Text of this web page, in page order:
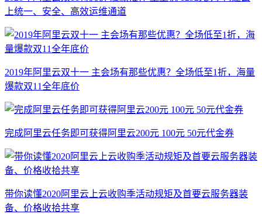
上统一、安全、高效运维通道
2019年阿里云双十一 主会场有那些优惠？全场低至1折，海量
爆款双11全年底价
完成阿里云任务即可获得阿里云200元 100元 50元代金券
带你读懂2020阿里云上云收购季活动规矩及首要云服务器装
备、价格收拾共享